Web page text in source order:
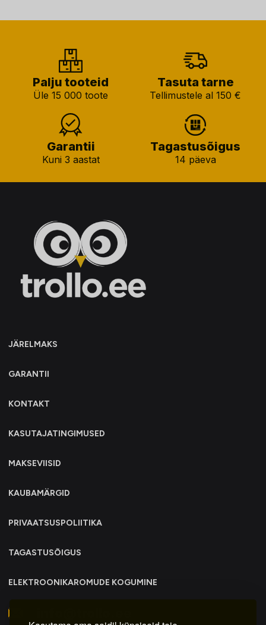
Palju tooteid
Üle 15 000 toote
Tasuta tarne
Tellimustele al 150 €
Garantii
Kuni 3 aastat
Tagastusõigus
14 päeva
JÄRELMAKS
GARANTII
KONTAKT
KASUTAJATINGIMUSED
MAKSEVIISID
KAUBAMÄRGID
PRIVAATSUSPOLIITIKA
TAGASTUSÕIGUS
ELEKTROONIKAROMUDE KOGUMINE